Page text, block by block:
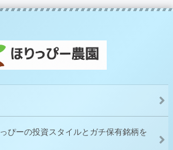
ぴーの投資スタイルとガチ保有銘柄を